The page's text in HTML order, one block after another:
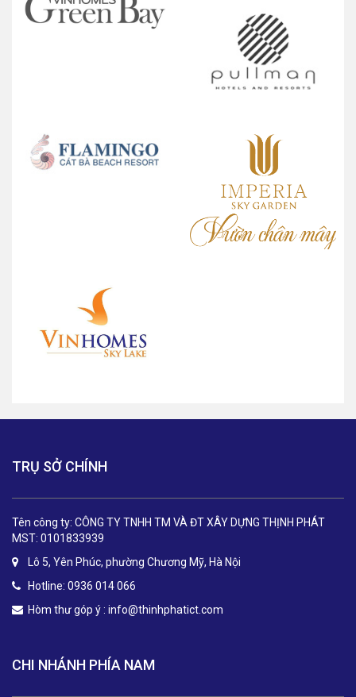
TRỤ SỞ CHÍNH
Tên công ty: CÔNG TY TNHH TM VÀ ĐT XÂY DỰNG THỊNH PHÁT
MST: 0101833939
Lô 5, Yên Phúc, phường Chương Mỹ, Hà Nội
Hotline: 0936 014 066
Hòm thư góp ý : info@thinhphatict.com
CHI NHÁNH PHÍA NAM